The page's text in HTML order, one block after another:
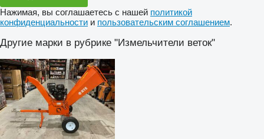
Нажимая, вы соглашаетесь с нашей политикой
конфиденциальности и пользовательским соглашением.
Другие марки в рубрике "Измельчители веток"